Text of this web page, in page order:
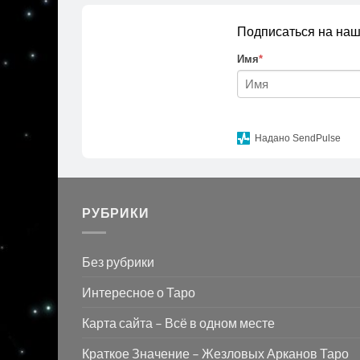
Подписаться на
Имя*
Надано SendPulse
РУБРИКИ
Без рубрики
Интересное о Таро
Карта сайта – Всё в одном месте
Краткое Значение – Жезловых Арканов Таро